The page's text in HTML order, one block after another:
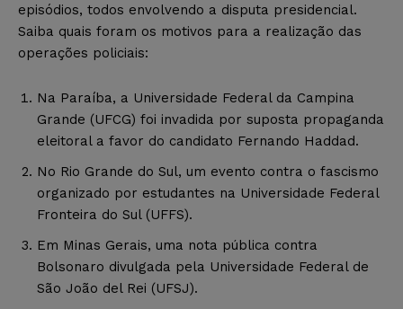
episódios, todos envolvendo a disputa presidencial.
Saiba quais foram os motivos para a realização das
operações policiais:
Na Paraíba, a Universidade Federal da Campina
Grande (UFCG) foi invadida por suposta propaganda
eleitoral a favor do candidato Fernando Haddad.
No Rio Grande do Sul, um evento contra o fascismo
organizado por estudantes na Universidade Federal
Fronteira do Sul (UFFS).
Em Minas Gerais, uma nota pública contra
Bolsonaro divulgada pela Universidade Federal de
São João del Rei (UFSJ).